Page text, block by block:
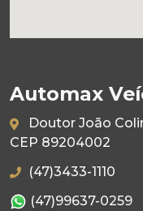
Automax
Doutor João
CEP 89204002
(47)3433-1110
(47)99637-0259